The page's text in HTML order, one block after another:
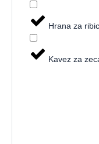
Hrana za
Kavez za